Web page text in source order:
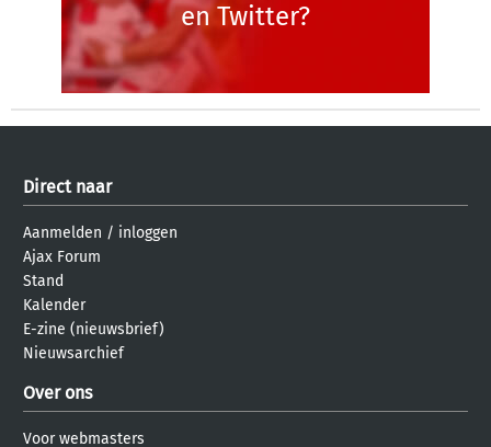
en Twitter?
Direct naar
Aanmelden / inloggen
Ajax Forum
Stand
Kalender
E-zine (nieuwsbrief)
Nieuwsarchief
Over ons
Voor webmasters